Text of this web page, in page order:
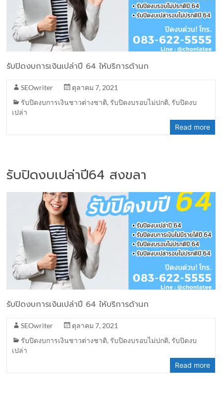
รับปิดงบการเงินเปล่าปี 64 ให้บริการด้านก
SEOwriter
ตุลาคม 7, 2021
รับปิดงบการเงินชาวต่างชาติ, รับปิดงบรอบไม่ปกติ, รับปิดงบ
เปล่า
Read more
รับปิดงบเปล่าปี64 สงขลา
รับปิดงบการเงินเปล่าปี 64 ให้บริการด้านก
SEOwriter
ตุลาคม 7, 2021
รับปิดงบการเงินชาวต่างชาติ, รับปิดงบรอบไม่ปกติ, รับปิดงบ
เปล่า
Read more